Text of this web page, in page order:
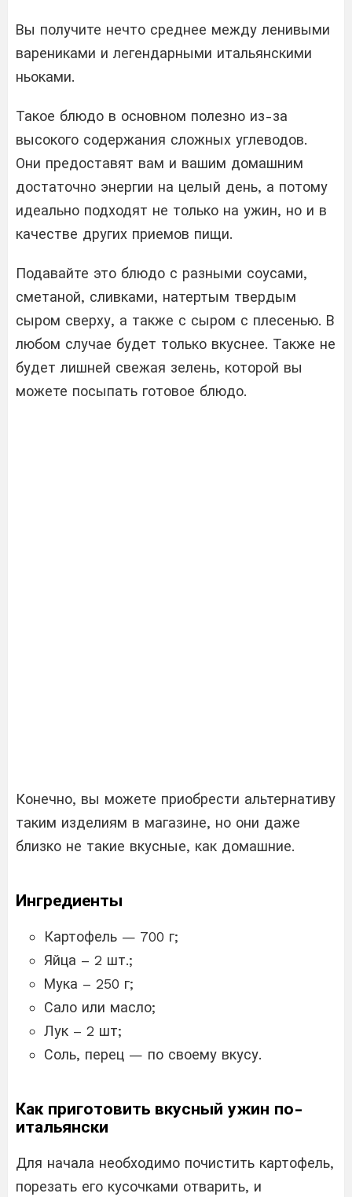
Вы получите нечто среднее между ленивыми
варениками и легендарными итальянскими
ньоками.
Такое блюдо в основном полезно из-за
высокого содержания сложных углеводов.
Они предоставят вам и вашим домашним
достаточно энергии на целый день, а потому
идеально подходят не только на ужин, но и в
качестве других приемов пищи.
Подавайте это блюдо с разными соусами,
сметаной, сливками, натертым твердым
сыром сверху, а также с сыром с плесенью. В
любом случае будет только вкуснее. Также не
будет лишней свежая зелень, которой вы
можете посыпать готовое блюдо.
Конечно, вы можете приобрести альтернативу
таким изделиям в магазине, но они даже
близко не такие вкусные, как домашние.
Ингредиенты
Картофель — 700 г;
Яйца – 2 шт.;
Мука – 250 г;
Сало или масло;
Лук – 2 шт;
Соль, перец — по своему вкусу.
Как приготовить вкусный ужин по-
итальянски
Для начала необходимо почистить картофель,
порезать его кусочками отварить, и